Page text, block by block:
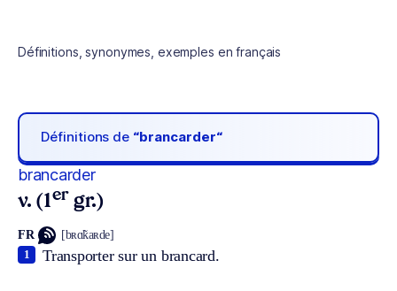
Définitions, synonymes, exemples en français
Définitions de “brancarder“
brancarder
v. (1er gr.)
FR [bʀɑ̃kaʀde]
Transporter sur un brancard.
1